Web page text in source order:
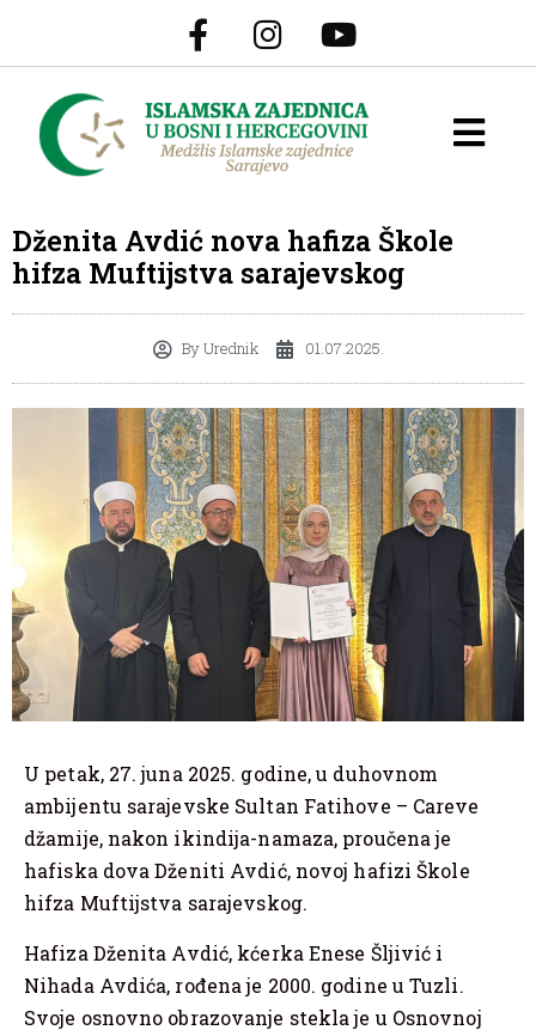
Dženita Avdić nova hafiza Škole
hifza Muftijstva sarajevskog
ByUrednik 01.07.2025.
U petak, 27. juna 2025. godine, u duhovnom
ambijentu sarajevske Sultan Fatihove – Careve
džamije, nakon ikindija-namaza, proučena je
hafiska dova Dženiti Avdić, novoj hafizi Škole
hifza Muftijstva sarajevskog.
Hafiza Dženita Avdić, kćerka Enese Šljivić i
Nihada Avdića, rođena je 2000. godine u Tuzli.
Svoje osnovno obrazovanje stekla je u Osnovnoj